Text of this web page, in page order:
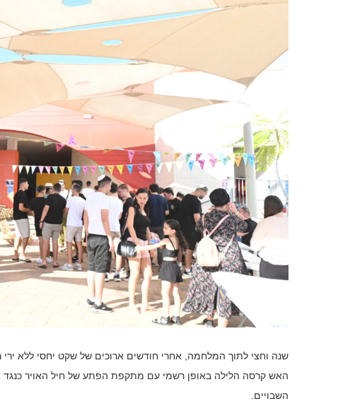
שנה וחצי לתוך המלחמה, אחרי חודשים ארוכים של שקט יחסי ללא
האש קרסה הלילה באופן רשמי עם מתקפת הפתע של חיל האויר כנגד
השבויים.